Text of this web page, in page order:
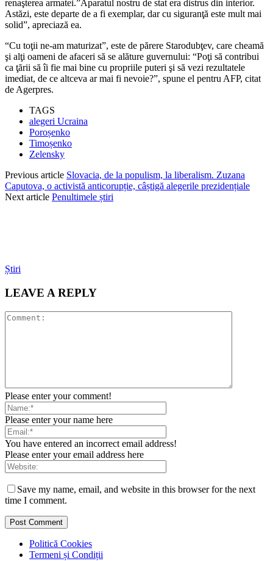
renaşterea armatei.”Aparatul nostru de stat era distrus din interior.
Astăzi, este departe de a fi exemplar, dar cu siguranţă este mult mai
solid”, apreciază ea.
“Cu toţii ne-am maturizat”, este de părere Starodubţev, care cheamă
şi alţi oameni de afaceri să se alăture guvernului: “Poţi să contribui
ca ţării să îi fie mai bine cu propriile puteri şi să vezi rezultatele
imediat, de ce altceva ar mai fi nevoie?”, spune el pentru AFP, citat
de Agerpres.
TAGS
alegeri Ucraina
Poroșenko
Timoșenko
Zelensky
Previous article Slovacia, de la populism, la liberalism. Zuzana
Caputova, o activistă anticorupție, câștigă alegerile prezidențiale
Next article Penultimele știri
Știri
LEAVE A REPLY
Please enter your comment!
Please enter your name here
You have entered an incorrect email address!
Please enter your email address here
Save my name, email, and website in this browser for the next
time I comment.
Politică Cookies
Termeni și Condiții